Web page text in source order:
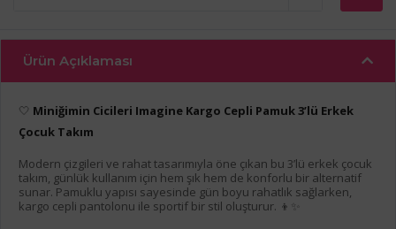
Ürün Açıklaması
🤍 Miniğimin Cicileri Imagine Kargo Cepli Pamuk 3’lü Erkek
Çocuk Takım
Modern çizgileri ve rahat tasarımıyla öne çıkan bu 3’lü erkek çocuk
takım, günlük kullanım için hem şık hem de konforlu bir alternatif
sunar. Pamuklu yapısı sayesinde gün boyu rahatlık sağlarken,
kargo cepli pantolonu ile sportif bir stil oluşturur. 👦✨